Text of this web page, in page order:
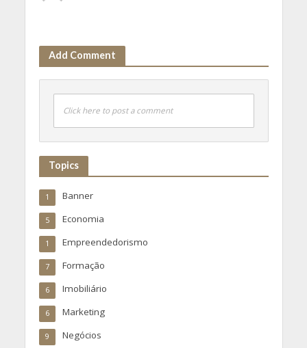
Add Comment
Click here to post a comment
Topics
Banner
1
Economia
5
Empreendedorismo
1
Formação
7
Imobiliário
6
Marketing
6
Negócios
9